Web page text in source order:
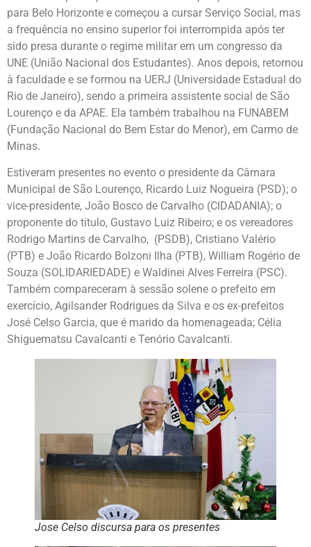
para Belo Horizonte e começou a cursar Serviço Social, mas
a frequência no ensino superior foi interrompida após ter
sido presa durante o regime militar em um congresso da
UNE (União Nacional dos Estudantes). Anos depois, retornou
à faculdade e se formou na UERJ (Universidade Estadual do
Rio de Janeiro), sendo a primeira assistente social de São
Lourenço e da APAE. Ela também trabalhou na FUNABEM
(Fundação Nacional do Bem Estar do Menor), em Carmo de
Minas.
Estiveram presentes no evento o presidente da Câmara
Municipal de São Lourenço, Ricardo Luiz Nogueira (PSD); o
vice-presidente, João Bosco de Carvalho (CIDADANIA); o
proponente do título, Gustavo Luiz Ribeiro; e os vereadores
Rodrigo Martins de Carvalho, (PSDB), Cristiano Valério
(PTB) e João Ricardo Bolzoni Ilha (PTB), William Rogério de
Souza (SOLIDARIEDADE) e Waldinei Alves Ferreira (PSC).
Também compareceram à sessão solene o prefeito em
exercício, Agilsander Rodrigues da Silva e os ex-prefeitos
José Celso Garcia, que é marido da homenageada; Célia
Shiguematsu Cavalcanti e Tenório Cavalcanti.
Jose Celso discursa para os presentes